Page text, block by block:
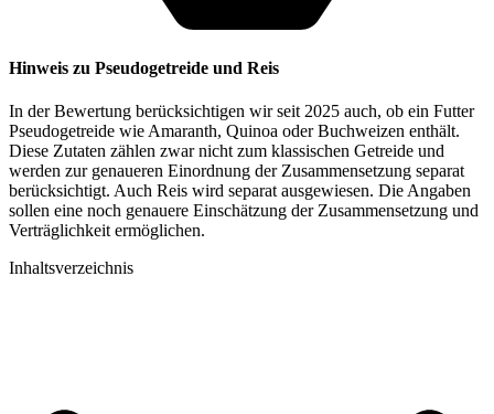
Hinweis zu Pseudogetreide und Reis
In der Bewertung berücksichtigen wir seit 2025 auch, ob ein Futter
Pseudogetreide wie Amaranth, Quinoa oder Buchweizen enthält.
Diese Zutaten zählen zwar nicht zum klassischen Getreide und
werden zur genaueren Einordnung der Zusammensetzung separat
berücksichtigt. Auch Reis wird separat ausgewiesen. Die Angaben
sollen eine noch genauere Einschätzung der Zusammensetzung und
Verträglichkeit ermöglichen.
Inhaltsverzeichnis​